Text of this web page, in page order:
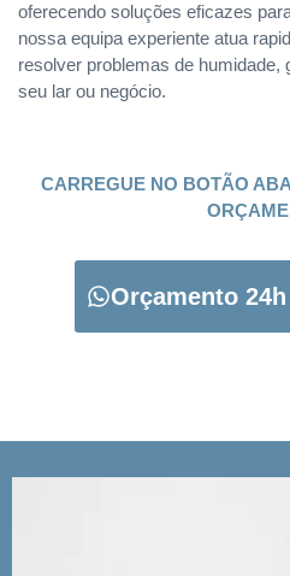
oferecendo soluções eficazes
nossa equipa experiente atua
resolver problemas de humidade,
seu lar ou negócio.
CARREGUE NO BOTÃO
Orçamento